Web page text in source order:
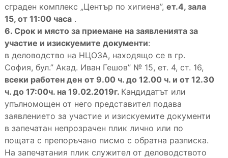
сграден комплекс „Център по хигиена”, ет.4, зала
15, от 11:00 часа .
6. Срок и място за приемане на заявленията за
участие и изискуемите документи:
в деловодство на НЦОЗА, находящо се в гр.
София, бул.” Акад. Иван Гешов” № 15, ет. 4, ст. 16,
всеки работен ден от 9.00 ч. до 12.00 ч. и от 12.30
ч. до 17:00ч. на 19.02.2019г. Кандидатът или
упълномощен от него представител подава
заявлението за участие и изискуемите документи
в запечатан непрозрачен плик лично или по
пощата с препоръчано писмо с обратна разписка.
На запечатания плик служител от деловодството